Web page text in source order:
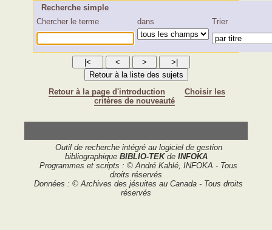
Recherche simple
Chercher le terme
dans Trier
Retour à la page d'introduction
Choisir les
critères de nouveauté
Outil de recherche intégré au logiciel de gestion
bibliographique BIBLIO-TEKde INFOKA
Programmes et scripts : © André Kahlé, INFOKA - Tous
droits réservés
Données : © Archives des jésuites au Canada - Tous droits
réservés